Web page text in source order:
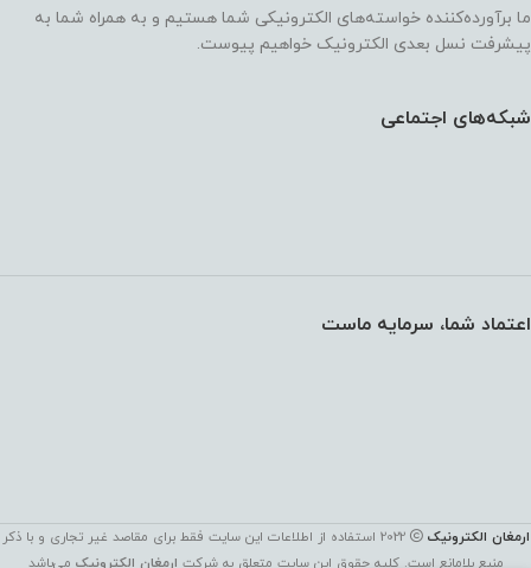
ما برآورده‌کننده خواسته‌های الکترونیکی شما هستیم و به همراه شما به
پیشرفت نسل بعدی الکترونیک خواهیم پیوست.
شبکه‌های اجتماعی
اعتماد شما، سرمایه ماست
ارمغان الکترونیک
2022 استفاده از اطلاعات این سایت فقط برای مقاصد غیر تجاری و با ذکر
منبع بلامانع است. کليه حقوق اين سايت متعلق به شرکت ارمغان الکترونیک می‌باشد